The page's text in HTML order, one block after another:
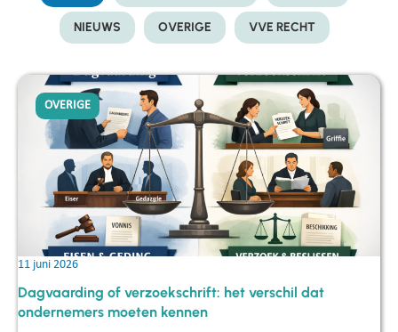
NIEUWS OVERIGE VVE RECHT
OVERIGE
11 juni 2026
Dagvaarding of verzoekschrift: het verschil dat
ondernemers moeten kennen